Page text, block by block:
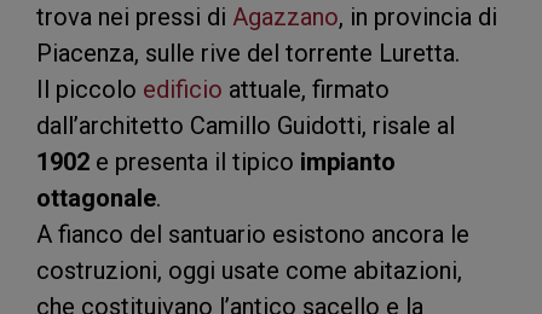
trova nei pressi di Agazzano, in provincia di
Piacenza, sulle rive del torrente Luretta.
Il piccolo edificio attuale, firmato
dall’architetto Camillo Guidotti, risale al
1902 e presenta il tipico impianto
ottagonale.
A fianco del santuario esistono ancora le
costruzioni, oggi usate come abitazioni,
che costituivano l’antico sacello e la